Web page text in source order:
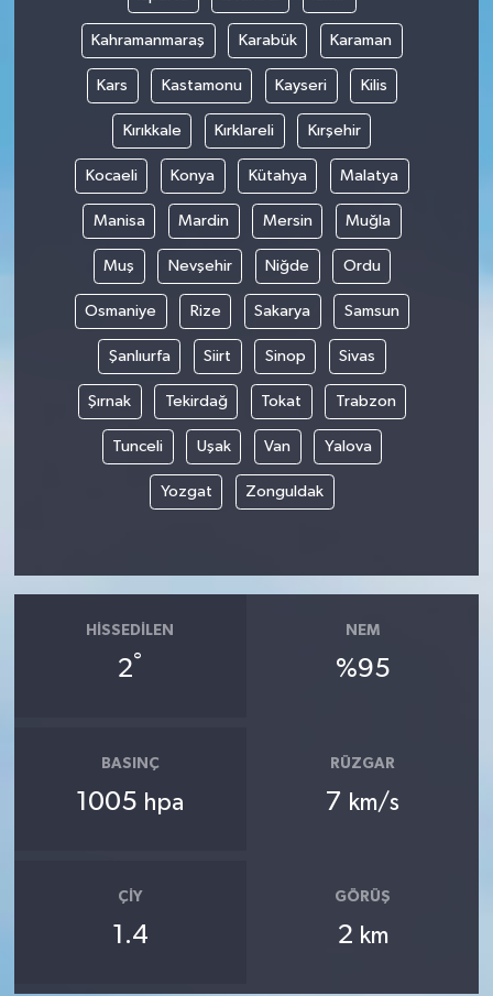
Kahramanmaraş Karabük Karaman
Kars Kastamonu Kayseri Kilis
Kırıkkale Kırklareli Kırşehir
Kocaeli Konya Kütahya Malatya
Manisa Mardin Mersin Muğla
Muş Nevşehir Niğde Ordu
Osmaniye Rize Sakarya Samsun
Şanlıurfa Siirt Sinop Sivas
Şırnak Tekirdağ Tokat Trabzon
Tunceli Uşak Van Yalova
Yozgat Zonguldak
HISSEDILEN
2°
NEM
%95
BASINÇ
1005 hpa
RÜZGAR
7 km/s
ÇIY
1.4
GÖRÜŞ
2 km